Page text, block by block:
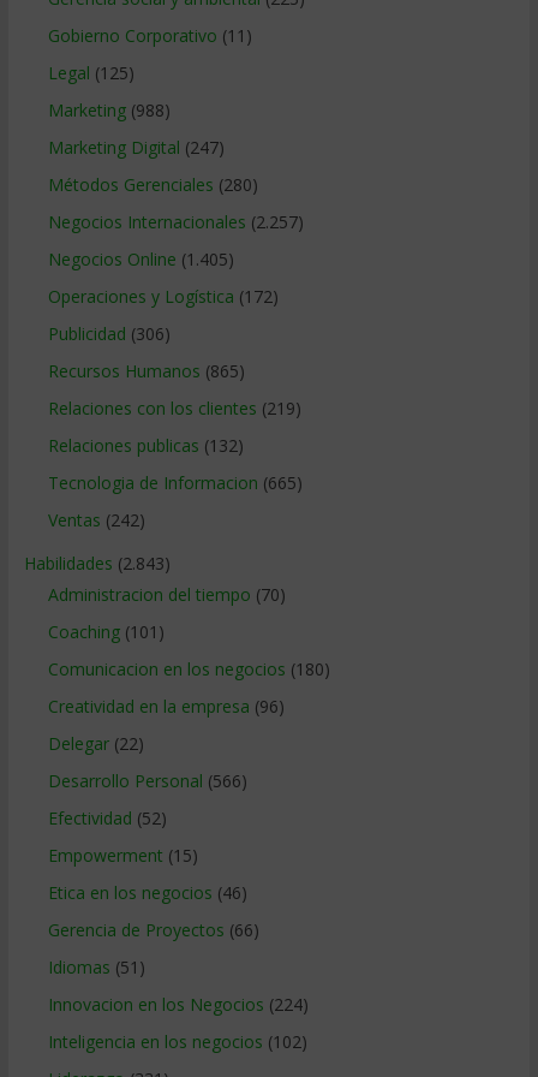
Gobierno Corporativo (11)
Legal (125)
Marketing(988)
Marketing Digital (247)
Métodos Gerenciales (280)
Negocios Internacionales (2.257)
Negocios Online (1.405)
Operaciones y Logística (172)
Publicidad (306)
Recursos Humanos (865)
Relaciones con los clientes (219)
Relaciones publicas (132)
Tecnologia de Informacion (665)
Ventas (242)
Habilidades (2.843)
Administracion del tiempo (70)
Coaching(101)
Comunicacion en los negocios (180)
Creatividad en la empresa (96)
Delegar(22)
Desarrollo Personal (566)
Efectividad (52)
Empowerment (15)
Etica en los negocios (46)
Gerencia de Proyectos (66)
Idiomas (51)
Innovacion en los Negocios (224)
Inteligencia en los negocios (102)